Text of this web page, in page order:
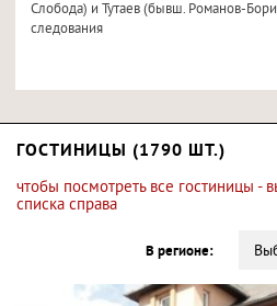
Слобода) и Тутаев (бывш. Романов-
следования
ГОСТИНИЦЫ (1790 ШТ.)
чтобы посмотреть все гостиницы -
списка справа
В регионе: